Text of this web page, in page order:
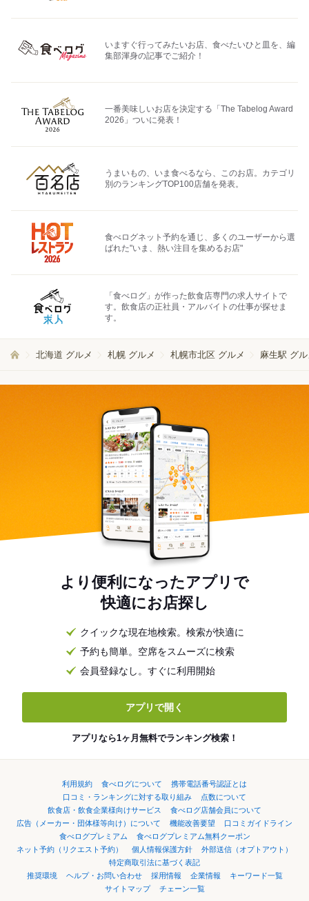
いますぐ行ってみたいお店、食べたいひと皿を、編
集部渾身の記事でご紹介！
一番美味しいお店を決定する「The Tabelog Award
2026」ついに発表！
うまいもの、いま食べるなら、このお店。カテゴリ
別のランキングTOP100店舗を発表。
食べログネット予約を通じ、多くのユーザーから選
ばれた"いま、熱い注目を集めるお店"
「食べログ」が作った飲食店専門の求人サイトで
す。飲食店の正社員・アルバイトの仕事が探せま
す。
北海道 グルメ 札幌 グルメ 札幌市北区 グルメ 麻生駅 グ
より便利になったアプリで
快適にお店探し
クイックな現在地検索。検索が快適に
予約も簡単。空席をスムーズに検索
会員登録なし。すぐに利用開始
アプリで開く
アプリなら1ヶ月無料でランキング検索！
利用規約 食べログについて
携帯電話番号認証とは
口コミ・ランキングに対する取り組み
点数について
飲食店・飲食企業様向けサービス
食べログ店舗会員について
広告（メーカー・団体様等向け）について
機能改善要望
口コミガイドライン
食べログプレミアム
食べログプレミアム無料クーポン
ネット予約（リクエスト予約）
個人情報保護方針
外部送信（オプトアウト）
特定商取引法に基づく表記
推奨環境
ヘルプ・お問い合わせ 採用情報 企業情報
キーワード一覧
サイトマップ
チェーン一覧